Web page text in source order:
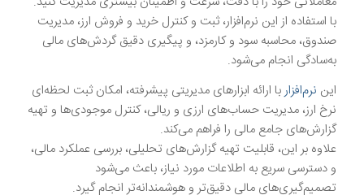
با استفاده از این نرم‌افزار، ثبت و کنترل خرید و فروش ارز، مدیریت
صندوق، محاسبه سود و کارمزد، و پیگیری دقیق گردش‌های مالی
به‌سادگی انجام می‌شود.
این نرم‌افزاربا ارائه ابزارهای مدیریتی پیشرفته، امکان ثبت لحظه‌ای
نرخ ارز، مدیریت حساب‌های ارزی و ریالی، کنترل موجودی‌ها و تهیه
گزارش‌های جامع مالی را فراهم می‌کند.
علاوه بر این، قابلیت تهیه گزارش‌های تحلیلی، بررسی عملکرد مالی،
و دسترسی سریع به اطلاعات مورد نیاز، باعث می‌شود
تصمیم‌گیری‌های مالی دقیق‌تر و هوشمندانه‌تر انجام گیرد.